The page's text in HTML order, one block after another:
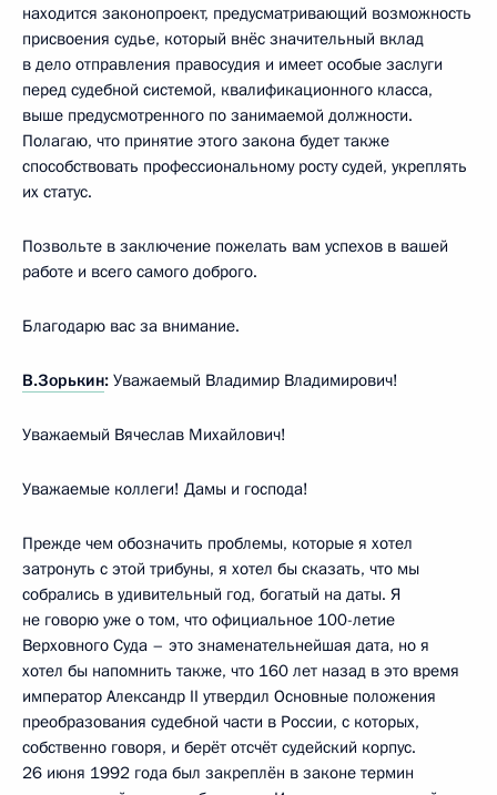
находится законопроект, предусматривающий возможность
присвоения судье, который внёс значительный вклад
в дело отправления правосудия и имеет особые заслуги
перед судебной системой, квалификационного класса,
выше предусмотренного по занимаемой должности.
Полагаю, что принятие этого закона будет также
способствовать профессиональному росту судей, укреплять
их статус.
Позвольте в заключение пожелать вам успехов в вашей
работе и всего самого доброго.
Благодарю вас за внимание.
В.Зорькин: Уважаемый Владимир Владимирович!
Уважаемый Вячеслав Михайлович!
Уважаемые коллеги! Дамы и господа!
Прежде чем обозначить проблемы, которые я хотел
затронуть с этой трибуны, я хотел бы сказать, что мы
собрались в удивительный год, богатый на даты. Я
не говорю уже о том, что официальное 100-летие
Верховного Суда – это знаменательнейшая дата, но я
хотел бы напомнить также, что 160 лет назад в это время
император Александр II утвердил Основные положения
преобразования судебной части в России, с которых,
собственно говоря, и берёт отсчёт судейский корпус.
26 июня 1992 года был закреплён в законе термин